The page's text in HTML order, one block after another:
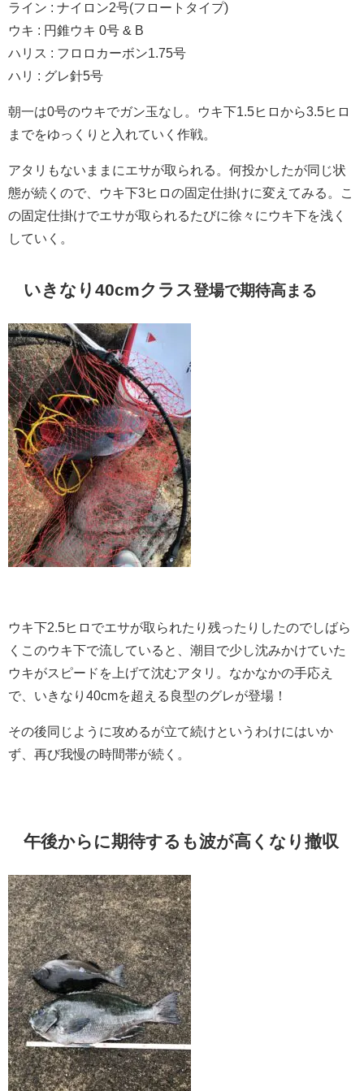
ライン : ナイロン2号(フロートタイプ)
ウキ : 円錐ウキ 0号 & B
ハリス : フロロカーボン1.75号
ハリ : グレ針5号
朝一は0号のウキでガン玉なし。ウキ下1.5ヒロから3.5ヒロ
までをゆっくりと入れていく作戦。
アタリもないままにエサが取られる。何投かしたが同じ状
態が続くので、ウキ下3ヒロの固定仕掛けに変えてみる。こ
の固定仕掛けでエサが取られるたびに徐々にウキ下を浅く
していく。
いきなり40cmクラス登場で期待高まる
ウキ下2.5ヒロでエサが取られたり残ったりしたのでしばら
くこのウキ下で流していると、潮目で少し沈みかけていた
ウキがスピードを上げて沈むアタリ。なかなかの手応え
で、いきなり40cmを超える良型のグレが登場！
その後同じように攻めるが立て続けというわけにはいか
ず、再び我慢の時間帯が続く。
午後からに期待するも波が高くなり撤収